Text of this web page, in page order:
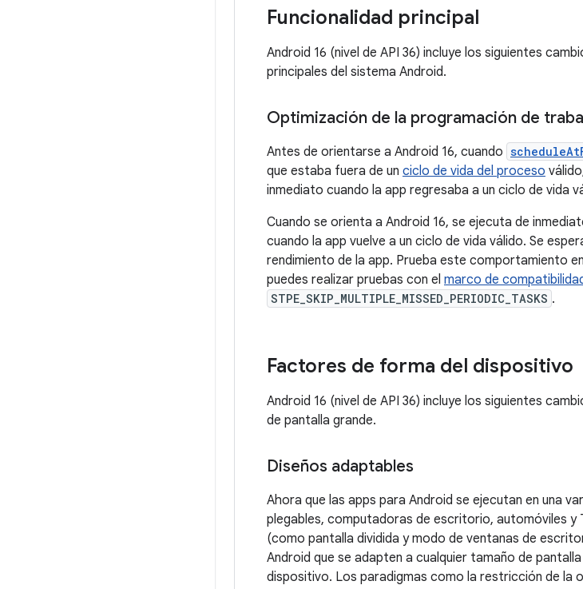
Funcionalidad principal
Android 16 (nivel de API 36) incluye los siguientes
principales del sistema Android.
Optimización de la programación de
Antes de orientarse a Android 16, cuando
que estaba fuera de un ciclo de vida del proceso
inmediato cuando la app regresaba a un ciclo de vida
Cuando se orienta a Android 16, se ejecuta de
cuando la app vuelve a un ciclo de vida válido. Se
rendimiento de la app. Prueba este comportamiento
puedes realizar pruebas con el marco de
STPE_SKIP_MULTIPLE_MISSED_PERIODIC_TASKS .
Factores de forma del dispositivo
Android 16 (nivel de API 36) incluye los siguientes
de pantalla grande.
Diseños adaptables
Ahora que las apps para Android se ejecutan en una
plegables, computadoras de escritorio, automóviles y
(como pantalla dividida y modo de ventanas de
Android que se adapten a cualquier tamaño de
dispositivo. Los paradigmas como la restricción de la